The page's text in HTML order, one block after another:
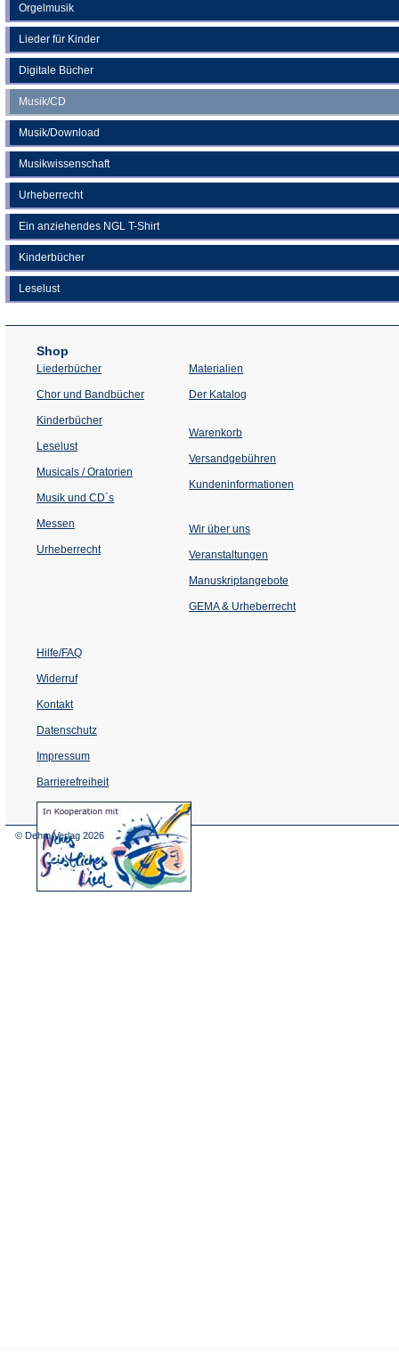
Orgelmusik
Lieder für Kinder
Digitale Bücher
Musik/CD
Musik/Download
Musikwissenschaft
Urheberrecht
Ein anziehendes NGL T-Shirt
Kinderbücher
Leselust
Shop
Liederbücher
Chor und Bandbücher
Kinderbücher
Leselust
Musicals / Oratorien
Musik und CD´s
Messen
Urheberrecht
Materialien
Der Katalog
Warenkorb
Versandgebühren
Kundeninformationen
Wir über uns
Veranstaltungen
einem
Tab)
Manuskriptangebote
GEMA & Urheberrecht
Hilfe/FAQ
Widerruf
Kontakt
Datenschutz
Impressum
Barrierefreiheit
(Öffnet
in
© Dehm Verlag 2026